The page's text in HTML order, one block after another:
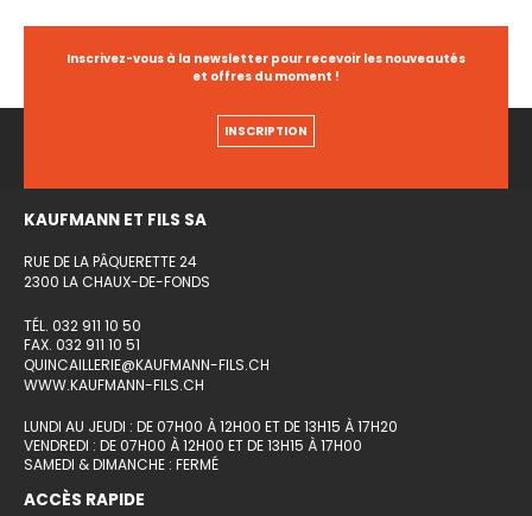
Inscrivez-vous à la newsletter pour recevoir les nouveautés
et offres du moment !
INSCRIPTION
KAUFMANN ET FILS SA
RUE DE LA PÂQUERETTE 24
2300 LA CHAUX-DE-FONDS
TÉL. 032 911 10 50
FAX. 032 911 10 51
QUINCAILLERIE@KAUFMANN-FILS.CH
WWW.KAUFMANN-FILS.CH
LUNDI AU JEUDI : DE 07H00 À 12H00 ET DE 13H15 À 17H20
VENDREDI : DE 07H00 À 12H00 ET DE 13H15 À 17H00
SAMEDI & DIMANCHE : FERMÉ
ACCÈS RAPIDE